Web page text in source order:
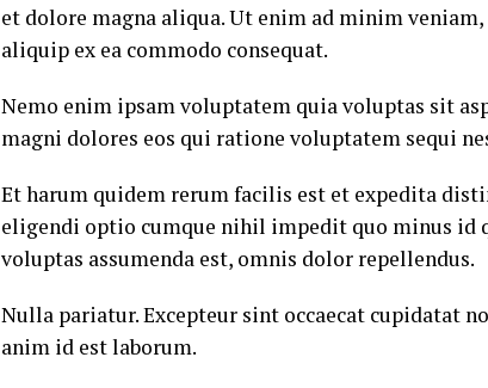
et dolore magna aliqua. Ut enim ad minim
aliquip ex ea commodo consequat.
Nemo enim ipsam voluptatem quia voluptas sit
magni dolores eos qui ratione voluptatem sequi
Et harum quidem rerum facilis est et expedita
eligendi optio cumque nihil impedit quo minus id
voluptas assumenda est, omnis dolor repellendus.
Nulla pariatur. Excepteur sint occaecat cupidatat
anim id est laborum.